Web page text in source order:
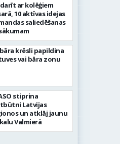
ar kolēģiem
10 aktīvas idejas
saliedēšanas
krēsli papildina
vai bāra zonu
stiprina
Latvijas
un atklāj jaunu
Valmierā